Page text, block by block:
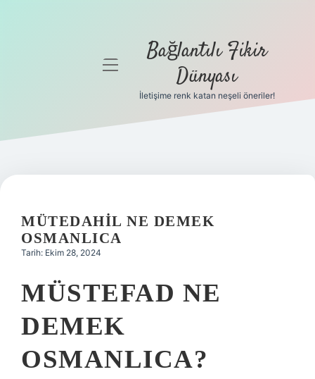
Gizlilik
Hakkımızda
menüyü
Bağlantılı Fikir
Dünyası
İletişime renk katan neşeli öneriler!
MÜTEDAHIL NE DEMEK
OSMANLICA
Tarih: Ekim 28, 2024
MÜSTEFAD NE
DEMEK
OSMANLICA?